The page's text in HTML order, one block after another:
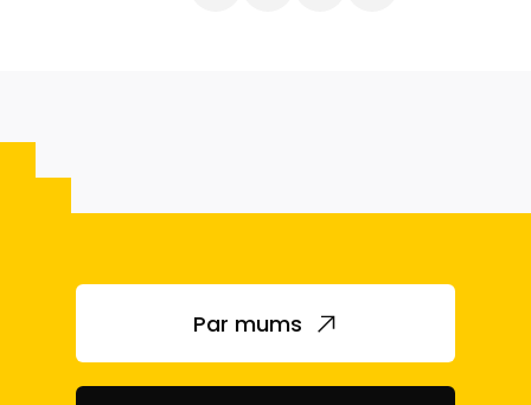
Par mums